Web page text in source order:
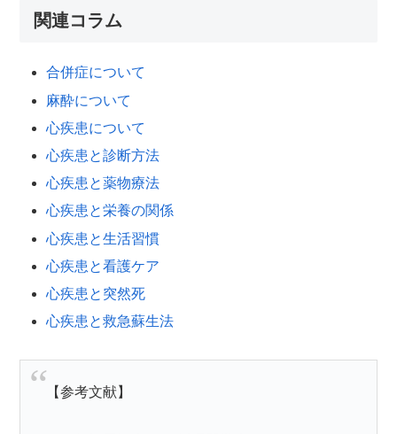
関連コラム
合併症について
麻酔について
心疾患について
心疾患と診断方法
心疾患と薬物療法
心疾患と栄養の関係
心疾患と生活習慣
心疾患と看護ケア
心疾患と突然死
心疾患と救急蘇生法
【参考文献】